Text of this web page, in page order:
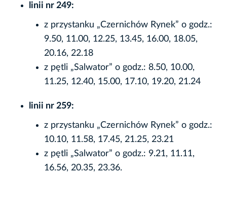
linii nr 249:
z przystanku „Czernichów Rynek” o godz.:
9.50, 11.00, 12.25, 13.45, 16.00, 18.05,
20.16, 22.18
z pętli „Salwator” o godz.: 8.50, 10.00,
11.25, 12.40, 15.00, 17.10, 19.20, 21.24
linii nr 259:
z przystanku „Czernichów Rynek” o godz.:
10.10, 11.58, 17.45, 21.25, 23.21
z pętli „Salwator” o godz.: 9.21, 11.11,
16.56, 20.35, 23.36.